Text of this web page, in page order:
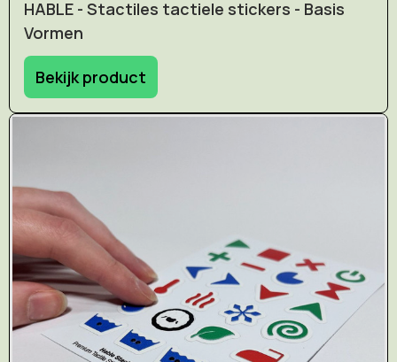
HABLE - Stactiles tactiele stickers - Basis
Vormen
Bekijk product